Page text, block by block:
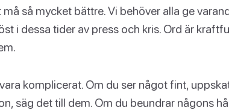
så mycket bättre. Vi behöver alla ge
i dessa tider av press och kris. Ord är
komplicerat. Om du ser något fint,
säg det till dem. Om du beundrar någons